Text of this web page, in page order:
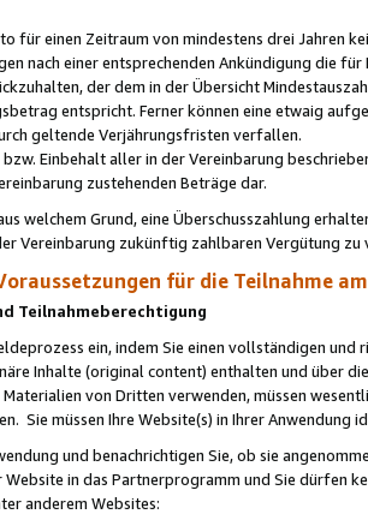
für einen Zeitraum von mindestens drei Jahren
nach einer entsprechenden Ankündigung die
der dem in der Übersicht
entspricht. Ferner können eine etwaig
geltende Verjährungsfristen verfallen.
bzw. Einbehalt aller in der Vereinbarung
zustehenden Beträge dar.
welchem Grund, eine Überschusszahlung
Vereinbarung zukünftig zahlbaren Vergütung zu
für die Teilnahme
Teilnahmeberechtigung
ein, indem Sie einen vollständigen
Inhalte (original content) enthalten und über
von Dritten verwenden, müssen
Sie müssen Ihre Website(s) in Ihrer Anwendung
und benachrichtigen Sie, ob sie
Website in das Partnerprogramm und Sie dürfen
anderem Websites: